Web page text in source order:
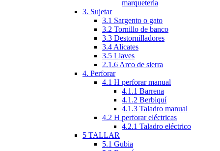
marquetería
3. Sujetar
3.1 Sargento o gato
3.2 Tornillo de banco
3.3 Destornilladores
3.4 Alicates
3.5 Llaves
2.1.6 Arco de sierra
4. Perforar
4.1 H perforar manual
4.1.1 Barrena
4.1.2 Berbiquí
4.1.3 Taladro manual
4.2 H perforar eléctricas
4.2.1 Taladro eléctrico
5 TALLAR
5.1 Gubia